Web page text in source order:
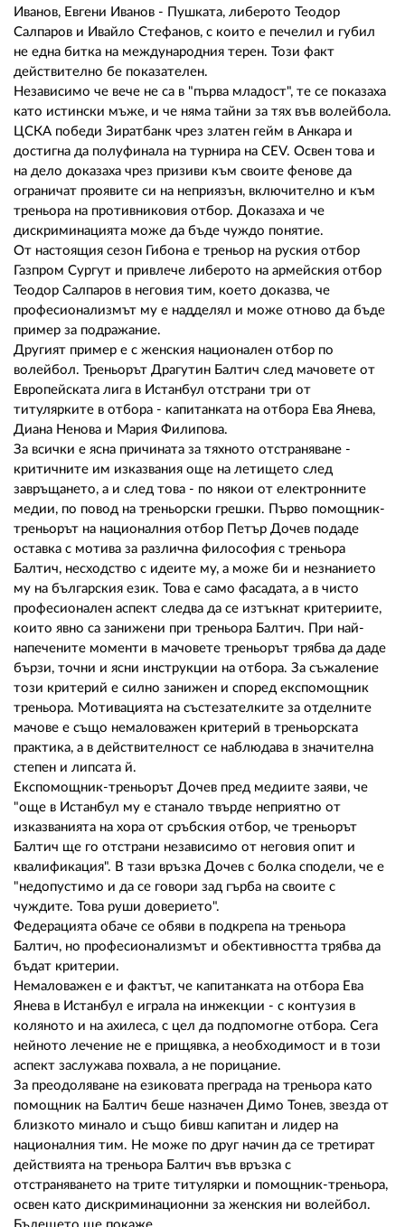
Иванов, Евгени Иванов - Пушката, либерото Теодор
Салпаров и Ивайло Стефанов, с които е печелил и губил
не една битка на международния терен. Този факт
действително бе показателен.
Независимо че вече не са в "първа младост", те се показаха
като истински мъже, и че няма тайни за тях във волейбола.
ЦСКА победи Зиратбанк чрез златен гейм в Анкара и
достигна да полуфинала на турнира на CEV. Освен това и
на дело доказаха чрез призиви към своите фенове да
ограничат проявите си на неприязън, включително и към
треньора на противниковия отбор. Доказаха и че
дискриминацията може да бъде чуждо понятие.
От настоящия сезон Гибона е треньор на руския отбор
Газпром Сургут и привлече либерото на армейския отбор
Теодор Салпаров в неговия тим, което доказва, че
професионализмът му е надделял и може отново да бъде
пример за подражание.
Другият пример е с женския национален отбор по
волейбол. Треньорът Драгутин Балтич след мачовете от
Европейската лига в Истанбул отстрани три от
титулярките в отбора - капитанката на отбора Ева Янева,
Диана Ненова и Мария Филипова.
За всички е ясна причината за тяхното отстраняване -
критичните им изказвания още на летището след
завръщането, а и след това - по някои от електронните
медии, по повод на треньорски грешки. Първо помощник-
треньорът на националния отбор Петър Дочев подаде
оставка с мотива за различна философия с треньора
Балтич, несходство с идеите му, а може би и незнанието
му на българския език. Това е само фасадата, а в чисто
професионален аспект следва да се изтъкнат критериите,
които явно са занижени при треньора Балтич. При най-
напечените моменти в мачовете треньорът трябва да даде
бързи, точни и ясни инструкции на отбора. За съжаление
този критерий е силно занижен и според експомощник
треньора. Мотивацията на състезателките за отделните
мачове е също немаловажен критерий в треньорската
практика, а в действителност се наблюдава в значителна
степен и липсата й.
Експомощник-треньорът Дочев пред медиите заяви, че
"още в Истанбул му е станало твърде неприятно от
изказванията на хора от сръбския отбор, че треньорът
Балтич ще го отстрани независимо от неговия опит и
квалификация". В тази връзка Дочев с болка сподели, че е
"недопустимо и да се говори зад гърба на своите с
чуждите. Това руши доверието".
Федерацията обаче се обяви в подкрепа на треньора
Балтич, но професионализмът и обективността трябва да
бъдат критерии.
Немаловажен е и фактът, че капитанката на отбора Ева
Янева в Истанбул е играла на инжекции - с контузия в
коляното и на ахилеса, с цел да подпомогне отбора. Сега
нейното лечение не е прищявка, а необходимост и в този
аспект заслужава похвала, а не порицание.
За преодоляване на езиковата преграда на треньора като
помощник на Балтич беше назначен Димо Тонев, звезда от
близкото минало и също бивш капитан и лидер на
националния тим. Не може по друг начин да се третират
действията на треньора Балтич във връзка с
отстраняването на трите титулярки и помощник-треньора,
освен като дискриминационни за женския ни волейбол.